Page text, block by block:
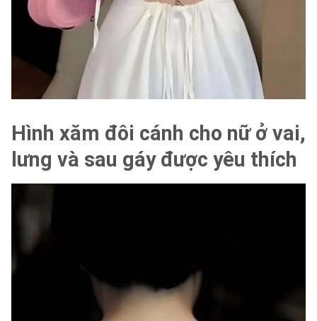
Hình xăm đôi cánh cho nữ ở vai,
lưng và sau gáy được yêu thích